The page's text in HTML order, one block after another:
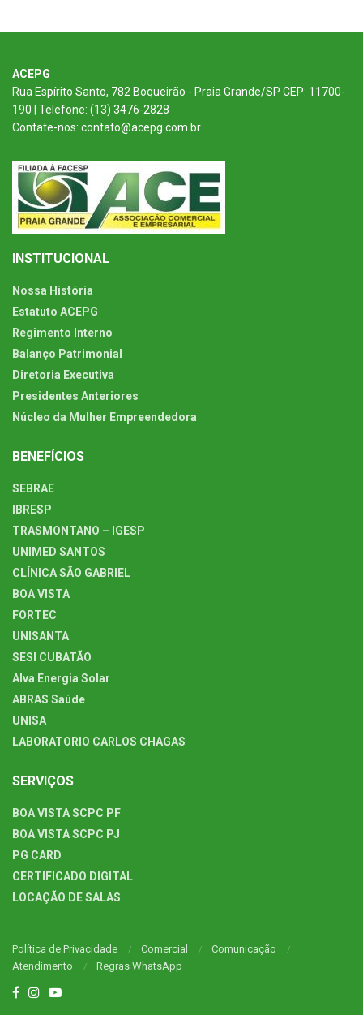
ACEPG
Rua Espírito Santo, 782 Boqueirão - Praia Grande/SP CEP: 11700-
190 | Telefone: (13) 3476-2828
Contate-nos: contato@acepg.com.br
INSTITUCIONAL
Nossa História
Estatuto ACEPG
Regimento Interno
Balanço Patrimonial
Diretoria Executiva
Presidentes Anteriores
Núcleo da Mulher Empreendedora
BENEFÍCIOS
SEBRAE
IBRESP
TRASMONTANO – IGESP
UNIMED SANTOS
CLÍNICA SÃO GABRIEL
BOA VISTA
FORTEC
UNISANTA
SESI CUBATÃO
Alva Energia Solar
ABRAS Saúde
UNISA
LABORATORIO CARLOS CHAGAS
SERVIÇOS
BOA VISTA SCPC PF
BOA VISTA SCPC PJ
PG CARD
CERTIFICADO DIGITAL
LOCAÇÃO DE SALAS
Política de Privacidade Comercial
Comunicação
Atendimento
Regras WhatsApp